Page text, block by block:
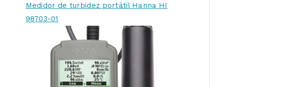
Medidor de turbidez portátil Hanna HI
98703-01